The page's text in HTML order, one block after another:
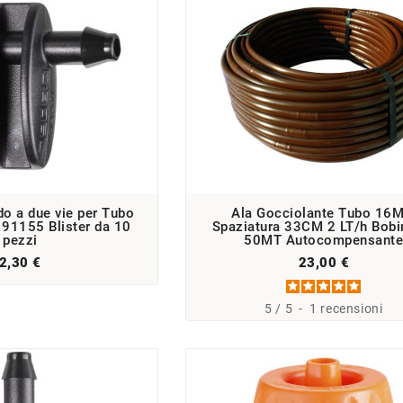
Ottimizza ogni trattamento e
Concimazione
Delle Piante
Guida
produttività delle
a due vie per Tubo
Blister da 10
pezzi
2,30 €
Ala Gocciolante Tubo
Spaziatura 33CM 2 LT/h
50MT Autocompensante
23,00 €
5 / 5 - 1 recensioni